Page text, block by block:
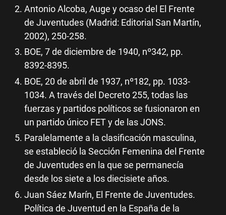
Antonio Alcoba, Auge y ocaso del El Frente
de Juventudes (Madrid: Editorial San Martín,
2002), 250-258.
BOE, 7 de diciembre de 1940, nº342, pp.
8392-8395.
BOE, 20 de abril de 1937, nº182, pp. 1033-
1034. A través del Decreto 255, todas las
fuerzas y partidos políticos se fusionaron en
un partido único FET y de las JONS.
Paralelamente a la clasificación masculina,
se estableció la Sección Femenina del Frente
de Juventudes en la que se permanecía
desde los siete a los diecisiete años.
Juan Sáez Marín, El Frente de Juventudes.
Política de Juventud en la España de la